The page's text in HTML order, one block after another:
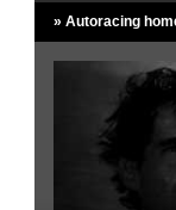
» Autoracing